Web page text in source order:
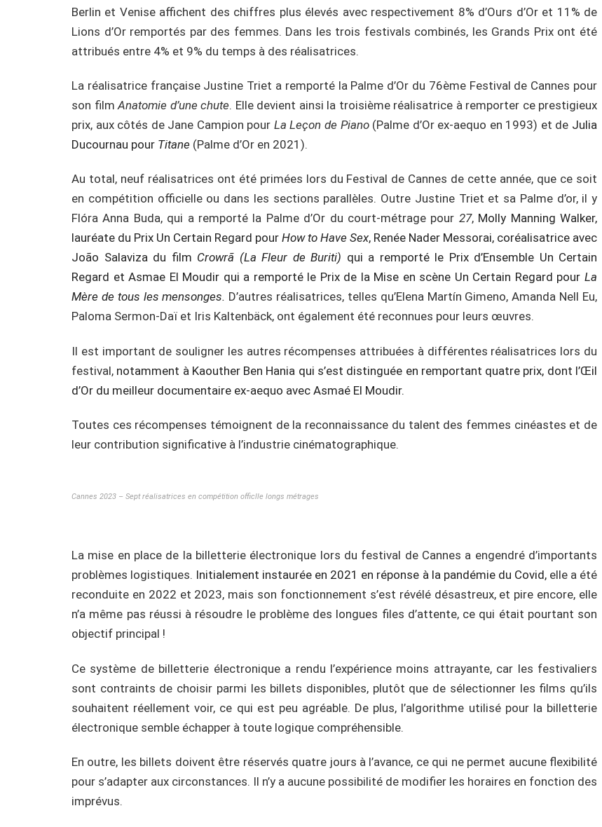
Berlin et Venise affichent des chiffres plus élevés avec respectivement 8% d’Ours d’Or et 11% de
Lions d’Or remportés par des femmes. Dans les trois festivals combinés, les Grands Prix ont été
attribués entre 4% et 9% du temps à des réalisatrices.
La réalisatrice française Justine Triet a remporté la Palme d’Or du 76ème Festival de Cannes pour
son filmAnatomie d’une chute. Elle devient ainsi la troisième réalisatrice à remporter ce prestigieux
prix, aux côtés de Jane Campion pour La Leçon de Piano(Palme d’Or ex-aequo en 1993) et de Julia
Ducournau pour Titane (Palme d’Or en 2021).
Au total, neuf réalisatrices ont été primées lors du Festival de Cannes de cette année, que ce soit
en compétition officielle ou dans les sections parallèles. Outre Justine Triet et sa Palme d’or, il y
Flóra Anna Buda, qui a remporté la Palme d’Or du court-métrage pour 27, Molly Manning Walker,
lauréate du Prix Un Certain Regard pour How to Have Sex, Renée Nader Messorai, coréalisatrice avec
João Salaviza du film Crowrã (La Fleur de Buriti) qui a remporté le Prix d’Ensemble Un Certain
Regard et Asmae El Moudir qui a remporté le Prix de la Mise en scène Un Certain Regard pour La
Mère de tous les mensonges. D’autres réalisatrices, telles qu’Elena Martín Gimeno, Amanda Nell Eu,
Paloma Sermon-Daï et Iris Kaltenbäck, ont également été reconnues pour leurs œuvres.
Il est important de souligner les autres récompenses attribuées à différentes réalisatrices lors du
festival, notamment à Kaouther Ben Hania qui s’est distinguée en remportant quatre prix, dont l’Œil
d’Or du meilleur documentaire ex-aequo avec Asmaé El Moudir.
Toutes ces récompenses témoignent de la reconnaissance du talent des femmes cinéastes et de
leur contribution significative à l’industrie cinématographique.
Cannes 2023 – Sept réalisatrices en compétition officlle longs métrages
La mise en place de la billetterie électronique lors du festival de Cannes a engendré d’importants
problèmes logistiques. Initialement instaurée en 2021 en réponse à la pandémie du Covid,elle a été
reconduite en 2022 et 2023, mais son fonctionnement s’est révélé désastreux, et pire encore, elle
n’a même pas réussi à résoudre le problème des longues files d’attente, ce qui était pourtant son
objectif principal !
Ce système de billetterie électronique a rendu l’expérience moins attrayante, car les festivaliers
sont contraints de choisir parmi les billets disponibles, plutôt que de sélectionner les films qu’ils
souhaitent réellement voir, ce qui est peu agréable. De plus, l’algorithme utilisé pour la billetterie
électronique semble échapper à toute logique compréhensible.
En outre, les billets doivent être réservés quatre jours à l’avance, ce qui ne permet aucune flexibilité
pour s’adapter aux circonstances. Il n’y a aucune possibilité de modifier les horaires en fonction des
imprévus.